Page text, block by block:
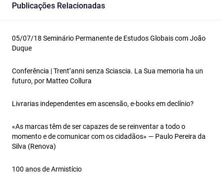
Publicações Relacionadas
05/07/18 Seminário Permanente de Estudos Globais com João
Duque
Conferência | Trent’anni senza Sciascia. La Sua memoria ha un
futuro, por Matteo Collura
Livrarias independentes em ascensão, e-books em declínio?
«As marcas têm de ser capazes de se reinventar a todo o
momento e de comunicar com os cidadãos» — Paulo Pereira da
Silva (Renova)
100 anos de Armistício